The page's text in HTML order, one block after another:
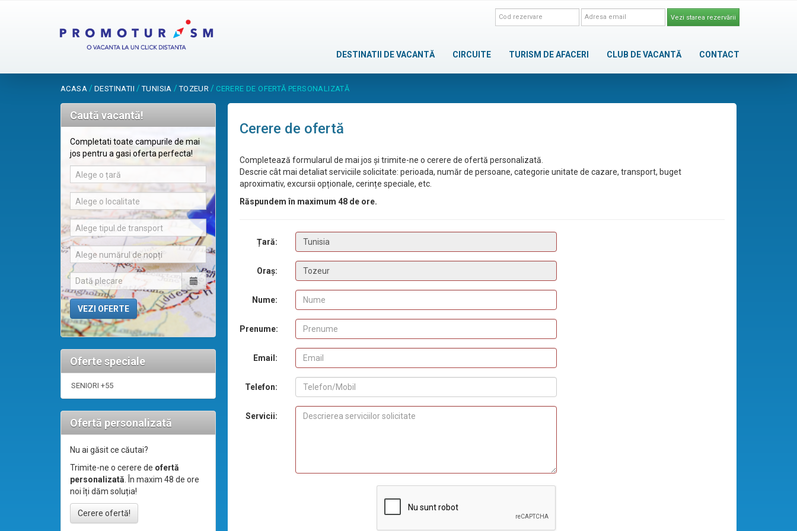
Vezi starea rezervării
DESTINATII DE VACANTĂ CIRCUITE TURISM DE AFACERI CLUB DE VACANTĂ CONTACT
ACASA / DESTINATII /TUNISIA /TOZEUR / CERERE DE OFERTĂ PERSONALIZATĂ
Caută vacantă!
Completati toate campurile de mai
jos pentru a gasi oferta perfecta!
Alege o țară
Alege o localitate
Alege tipul de transport
Alege numărul de nopți
Oferte speciale
SENIORI +55
Ofertă personalizată
Nu ai găsit ce căutai?
Trimite-ne o cerere de ofertă
personalizată. În maxim 48 de ore
noi îți dăm soluția!
Cerere ofertă!
Cerere de ofertă
Completează formularul de mai jos și trimite-ne o cerere de ofertă personalizată.
Descrie cât mai detaliat serviciile solicitate: perioada, număr de persoane, categorie unitate de cazare, transport, buget
aproximativ, excursii opționale, cerințe speciale, etc.
Răspundem în maximum 48 de ore.
Țară:
Oraș:
Nume:
Prenume:
Email:
Telefon:
Servicii: